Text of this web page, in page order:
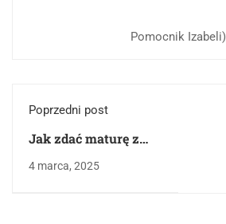
Pomocnik Izabeli)
Poprzedni post
Jak zdać maturę z
języka polskiego na
4 marca, 2025